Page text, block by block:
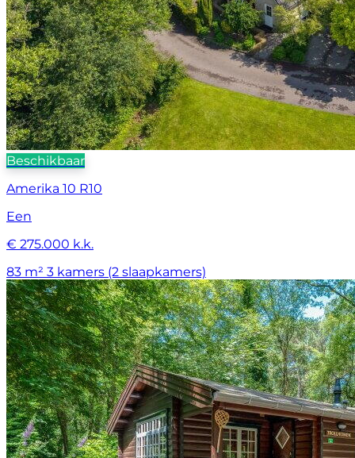
Beschikbaar
Amerika 10 R10
Een
€ 275.000 k.k.
83 m² 3 kamers (2 slaapkamers)